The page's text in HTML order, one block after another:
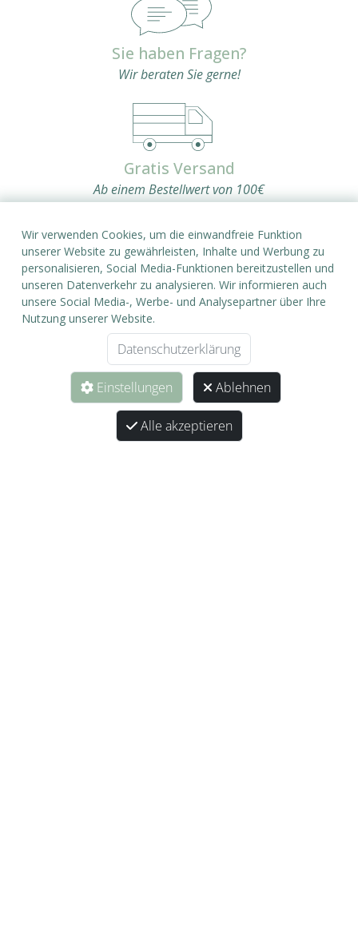
Wir verwenden Cookies, um die einwandfreie Funktion
unserer Website zu gewährleisten, Inhalte und Werbung zu
personalisieren, Social Media-Funktionen bereitzustellen und
unseren Datenverkehr zu analysieren. Wir informieren auch
unsere Social Media-, Werbe- und Analysepartner über Ihre
Nutzung unserer Website.
Datenschutzerklärung
Einstellungen Ablehnen
Alle akzeptieren
Sie haben Fragen?
Wir beraten Sie gerne!
Gratis Versand
Ab einem Bestellwert von 100€
Click & Collect
Abholung im Geschäft in 24 Stunden